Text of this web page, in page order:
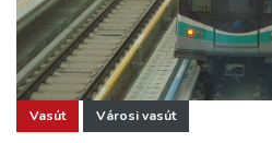
Vasút Városi vasút